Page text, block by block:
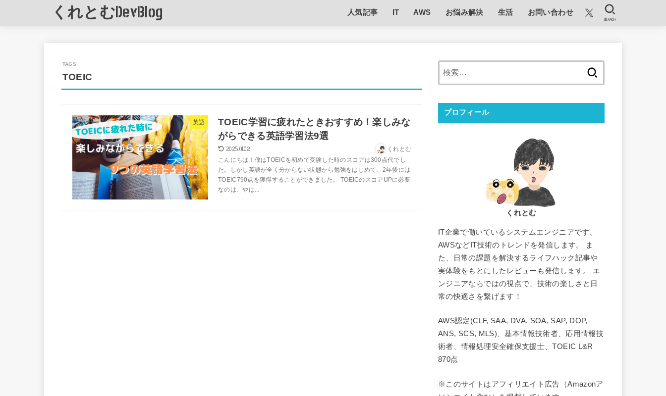
くれとむDevBlog 人気記事 IT AWS お悩み解決 生活 お問い合わせ
SEARCH
TOEIC
英語
TOEIC学習に疲れたときおすすめ！楽しみな
がらできる英語学習法9選
2025.01.02 くれとむ
こんにちは！僕はTOEICを初めて受験した時のスコアは300点代でし
た。しかし英語が全く分からない状態から勉強をはじめて、2年後には
TOEIC790点を獲得することができました。 TOEICのスコアUPに必要
なのは、やは...
プロフィール
くれとむ
IT企業で働いているシステムエンジニアです。
AWSなどIT技術のトレンドを発信します。 ま
た、日常の課題を解決するライフハック記事や
実体験をもとにしたレビューも発信します。 エ
ンジニアならではの視点で、技術の楽しさと日
常の快適さを繋げます！
AWS認定(CLF, SAA, DVA, SOA, SAP, DOP,
ANS, SCS, MLS)、基本情報技術者、応用情報技
術者、情報処理安全確保支援士、TOEIC L&R
870点
※このサイトはアフィリエイト広告（Amazonア